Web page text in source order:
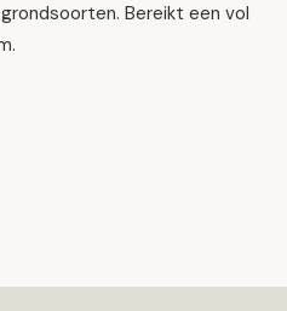
Bereikt een vol